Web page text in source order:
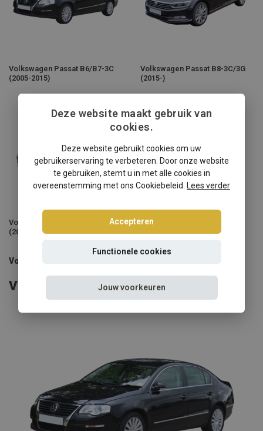
Volkswagen Passat B6/B7-3C
(2005-2015)
Volkswagen Passat B8-3C/3G
(2015-)
Volkswagen Passat CC-3C-35
(2005-2014)
Volkswagen Passat schroefsets
VW Passat verstelbare verlagingset
Deze website maakt gebruik van
cookies.
Deze website gebruikt cookies om uw
gebruikerservaring te verbeteren. Door onze website
te gebruiken, stemt u in met alle cookies in
overeenstemming met ons Cookiebeleid. Lees verder
Accepteren
Functionele cookies
Jouw voorkeuren